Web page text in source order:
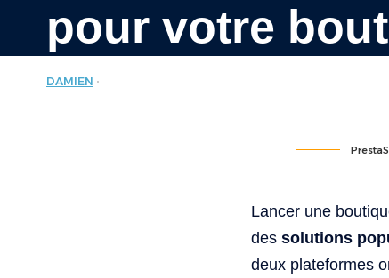
pour votre
DAMIEN
Lancer une
des solutions
deux plateformes